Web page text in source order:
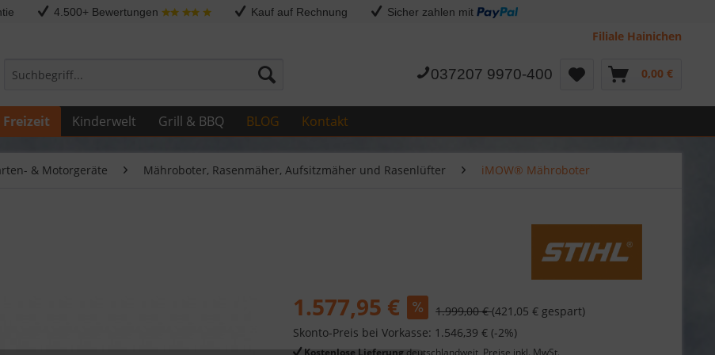
4.500+ Bewertungen Kauf auf Rechnung Sicher zahlen mit
Filiale Hainichen
037207 9970-400 0,00 €
Freizeit Kinderwelt Grill & BBQ BLOG Kontakt
& Motorgeräte Mähroboter, Rasenmäher, Aufsitzmäher und Rasenlüfter iMOW® Mähroboter
1.577,95 € 1.999,00 €(421,05 € gespart)
Skonto-Preis bei Vorkasse: 1.546,39 € (-2%)
Kostenlose Lieferungdeutschlandweit, Preise inkl. MwSt.